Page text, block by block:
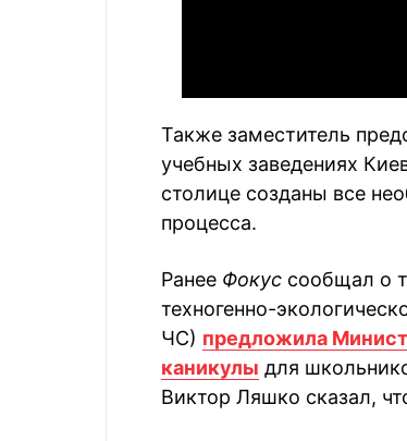
Также заместитель
учебных заведениях
столице созданы все
процесса.
Ранее Фокус сообщал о
техногенно-
ЧС) предложила
каникулы для
Виктор Ляшко сказал,